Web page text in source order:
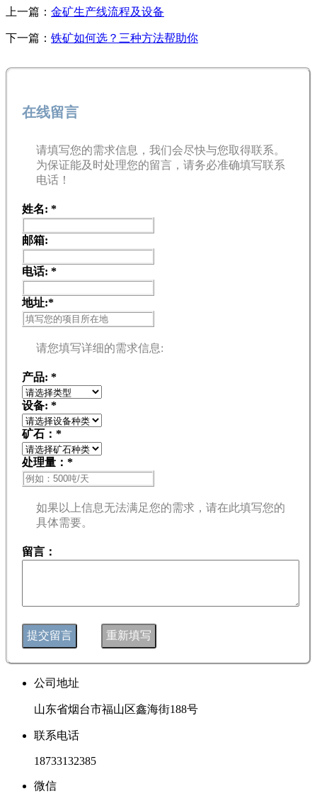
上一篇： 金矿生产线流程及设备
下一篇： 铁矿如何选？三种方法帮助你
在线留言
请填写您的需求信息，我们会尽快与您取得联系。
为保证能及时处理您的留言，请务必准确填写联系
电话！
姓名: *
邮箱:
电话: *
地址:*
请您填写详细的需求信息:
产品: *
设备: *
矿石： *
处理量： *
如果以上信息无法满足您的需求，请在此填写您的
具体需要。
留言：
公司地址
山东省烟台市福山区鑫海街188号
联系电话
18733132385
微信